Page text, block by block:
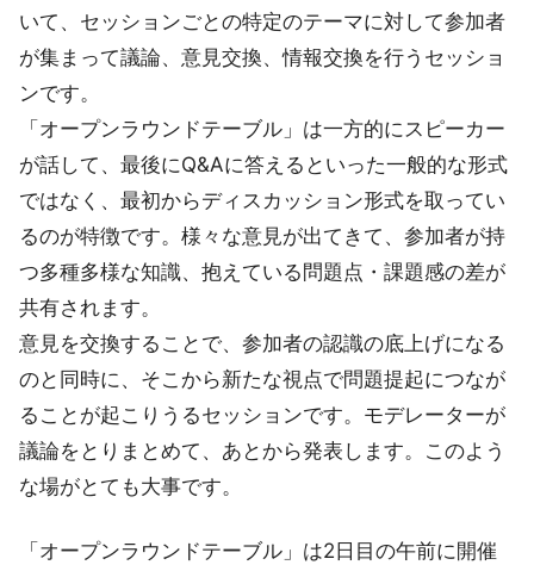
いて、セッションごとの特定のテーマに対して参加者
が集まって議論、意見交換、情報交換を行うセッショ
ンです。
「オープンラウンドテーブル」は一方的にスピーカー
が話して、最後にQ&Aに答えるといった一般的な形式
ではなく、最初からディスカッション形式を取ってい
るのが特徴です。様々な意見が出てきて、参加者が持
つ多種多様な知識、抱えている問題点・課題感の差が
共有されます。
意見を交換することで、参加者の認識の底上げになる
のと同時に、そこから新たな視点で問題提起につなが
ることが起こりうるセッションです。モデレーターが
議論をとりまとめて、あとから発表します。このよう
な場がとても大事です。
「オープンラウンドテーブル」は2日目の午前に開催